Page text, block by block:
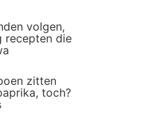
volgen,
recepten die
zitten
toch?